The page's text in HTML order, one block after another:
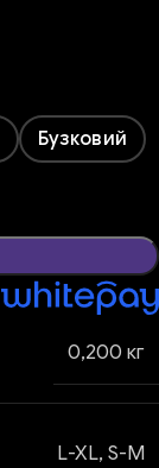
Бузковий
0,200 кг
L-XL, S-M